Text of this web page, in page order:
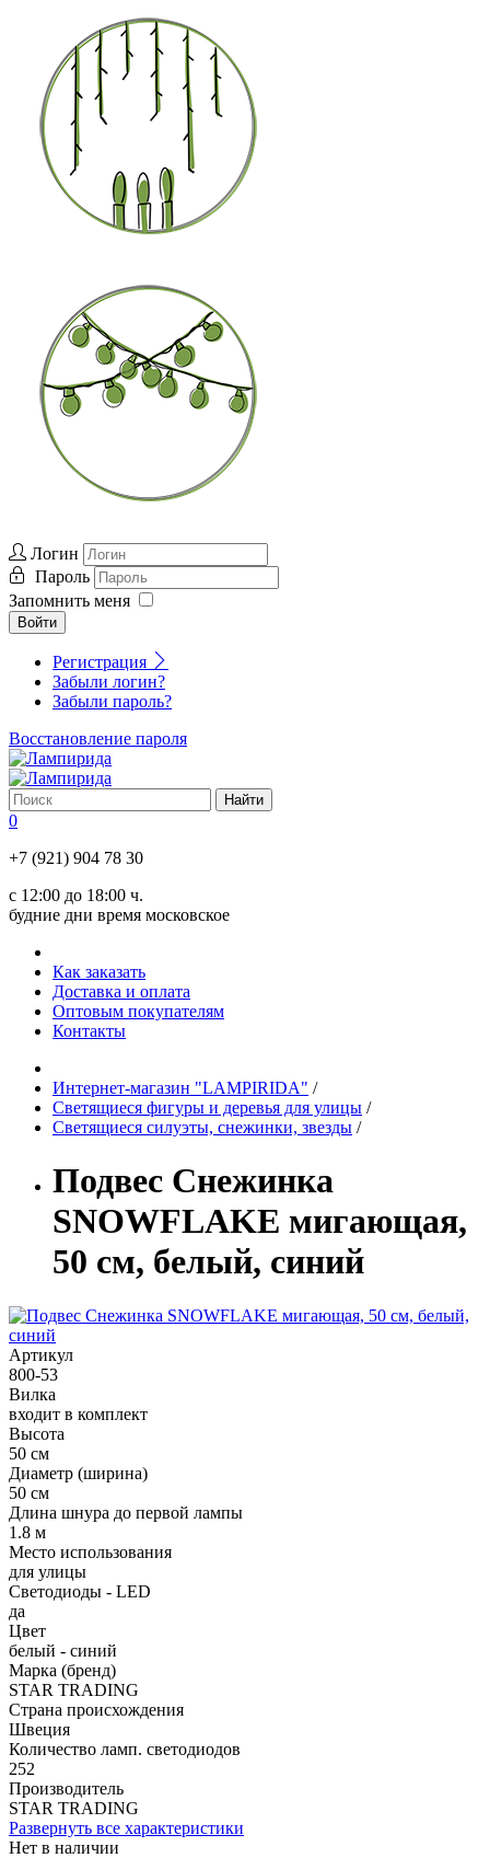
Логин
Пароль
Запомнить меня
Войти
Регистрация
Забыли логин?
Забыли пароль?
Восстановление пароля
0
+7 (921) 904 78 30
с 12:00 до 18:00 ч.
будние дни время московское
Как заказать
Доставка и оплата
Оптовым покупателям
Контакты
Интернет-магазин "LAMPIRIDA" /
Светящиеся фигуры и деревья для улицы /
Светящиеся силуэты, снежинки, звезды /
Подвес Снежинка
SNOWFLAKE мигающая,
50 см, белый, синий
Артикул
800-53
Вилка
входит в комплект
Высота
50 см
Диаметр (ширина)
50 см
Длина шнура до первой лампы
1.8 м
Место использования
для улицы
Светодиоды - LED
да
Цвет
белый - синий
Марка (бренд)
STAR TRADING
Страна происхождения
Швеция
Количество ламп. светодиодов
252
Производитель
STAR TRADING
Развернуть все характеристики
Нет в наличии